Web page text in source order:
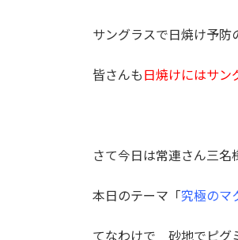
サングラスで日焼け予防
皆さんも 日焼けにはサン
さて今日は常連さん三
本日のテーマ「究極の
てなわけで 砂地でピグ